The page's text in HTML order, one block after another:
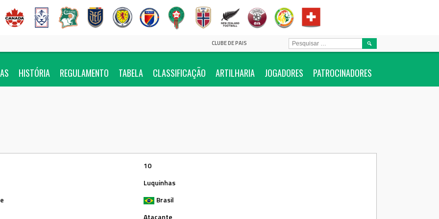
CLUBE DE PAIS
HISTÓRIA REGULAMENTO TABELA CLASSIFICAÇÃO ARTILHARIA JOGADORES PATROCINADORES
PESQUISAR
POR:
10
Luquinhas
Brasil
Atacante